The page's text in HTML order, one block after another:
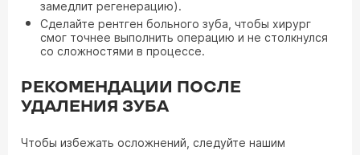
замедлит регенерацию).
Сделайте рентген больного зуба, чтобы хирург
смог точнее выполнить операцию и не столкнулся
со сложностями в процессе.
РЕКОМЕНДАЦИИ ПОСЛЕ
УДАЛЕНИЯ ЗУБА
Чтобы избежать осложнений, следуйте нашим